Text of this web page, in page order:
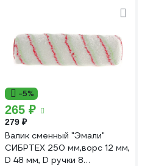
-5%
265 ₽
279 ₽
Валик сменный "Эмали"
СИБРТЕХ 250 мм,ворс 12 мм,
D 48 мм, D ручки 8